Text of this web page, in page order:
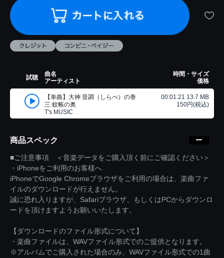
試聴
曲名
アーティスト
時間・サイズ
価格
【単曲】大神 音調（しらべ）の巻
三 蚊帳の奥
T's MUSIC
00:01:21 13.7 MB
150円(税込)
商品スペック
■ご注意事項 ＜音楽データをご購入頂く前にご確認ください＞
・iPhoneをご利用のお客様へ
iPhoneでGoogle Chromeブラウザをご利用の場合は、楽曲ファ
イルのダウンロードが行えません。
誠に恐れ入りますが、Safariブラウザ、もしくはPCからダウンロ
ードを頂けますようお願いいたします。
【ダウンロードのファイル形式について】
・楽曲ファイルは、WAVファイル形式でのご提供となります。
※アルバムでご購入された場合のみ、WAVファイル形式での1曲